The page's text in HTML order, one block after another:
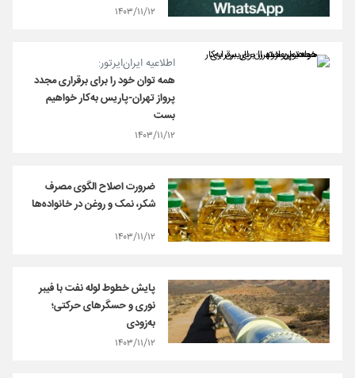
۱۴۰۳/۱۱/۱۲
اطلاعیه ایران‌ایرتور:
همه توان خود را برای برقراری مجدد
پرواز تهران-پاریس به‌کار خواهیم
بست
۱۴۰۳/۱۱/۱۲
ضرورت اصلاح الگوی مصرف
شکر، نمک و روغن در خانواده‌ها
۱۴۰۳/۱۱/۱۲
پایش خطوط لوله نفت با فیبر
نوری و حسگرهای حرکتی؛
به‌زودی
۱۴۰۳/۱۱/۱۲